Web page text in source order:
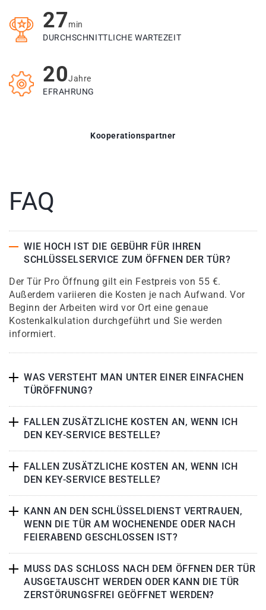
27min
DURCHSCHNITTLICHE WARTEZEIT
20Jahre
EFRAHRUNG
Kooperationspartner
FAQ
WIE HOCH IST DIE GEBÜHR FÜR IHREN
SCHLÜSSELSERVICE ZUM ÖFFNEN DER TÜR?
Der Tür Pro Öffnung gilt ein Festpreis von 55 €.
Außerdem variieren die Kosten je nach Aufwand. Vor
Beginn der Arbeiten wird vor Ort eine genaue
Kostenkalkulation durchgeführt und Sie werden
informiert.
WAS VERSTEHT MAN UNTER EINER EINFACHEN
TÜRÖFFNUNG?
FALLEN ZUSÄTZLICHE KOSTEN AN, WENN ICH
DEN KEY-SERVICE BESTELLE?
FALLEN ZUSÄTZLICHE KOSTEN AN, WENN ICH
DEN KEY-SERVICE BESTELLE?
KANN AN DEN SCHLÜSSELDIENST VERTRAUEN,
WENN DIE TÜR AM WOCHENENDE ODER NACH
FEIERABEND GESCHLOSSEN IST?
MUSS DAS SCHLOSS NACH DEM ÖFFNEN DER TÜR
AUSGETAUSCHT WERDEN ODER KANN DIE TÜR
ZERSTÖRUNGSFREI GEÖFFNET WERDEN?